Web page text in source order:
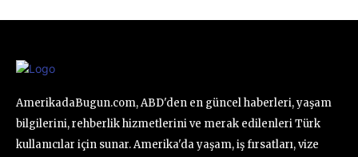
AmerikadaBugun.com, ABD'den en güncel haberleri, yaşam
bilgilerini, rehberlik hizmetlerini ve merak edilenleri Türk
kullanıcılar için sunar. Amerika'da yaşam, iş fırsatları, vize